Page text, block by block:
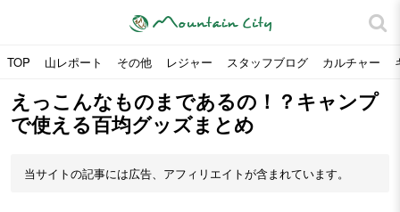
TOP 山レポート その他 レジャー スタッフブログ カルチャー
えっこんなものまであるの！？キャンプ
で使える百均グッズまとめ
当サイトの記事には広告、アフィリエイトが含まれています。